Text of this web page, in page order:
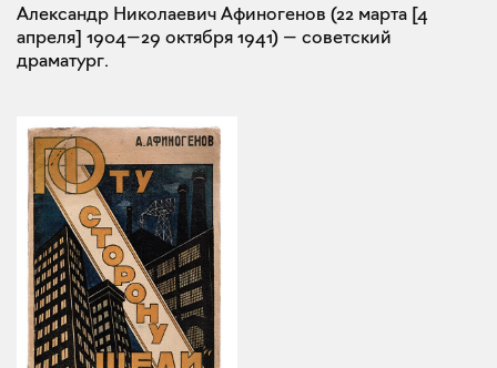
Александр Николаевич Афиногенов (22 марта [4
апреля] 1904—29 октября 1941) — советский
драматург.